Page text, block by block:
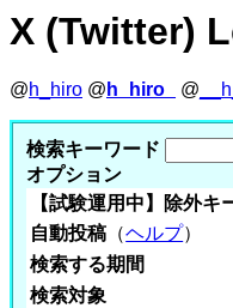
X (Twitter)
@h_hiro @ h_hiro_ @
検索キーワード
オプション
【試験運用中】除外キ
自動投稿 （ヘルプ）
検索する期間
検索対象